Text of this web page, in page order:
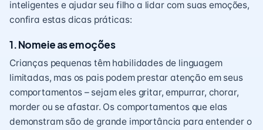
inteligentes e ajudar seu filho a lidar com suas emoções,
confira estas dicas práticas:
1. Nomeie as emoções
Crianças pequenas têm habilidades de linguagem
limitadas, mas os pais podem prestar atenção em seus
comportamentos – sejam eles gritar, empurrar, chorar,
morder ou se afastar. Os comportamentos que elas
demonstram são de grande importância para entender o